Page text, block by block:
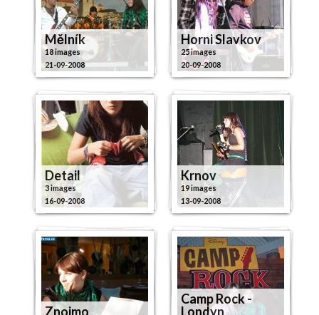
Mělník
18 images
21-09-2008
Horni Slavkov
25 images
20-09-2008
Detail
3 images
16-09-2008
Krnov
19 images
13-09-2008
Znojmo
Camp Rock -
Londyn